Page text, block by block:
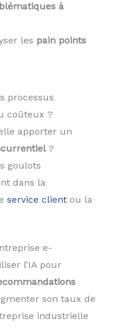
à
les pain points
processus
coûteux ?
apporter un
?
goulots
dans la
service client ou la
e-
l’IA pour
son taux de
industrielle